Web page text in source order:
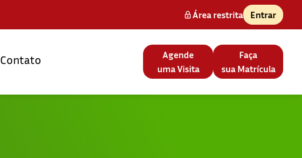
Área restrita Entrar
Contato
Agende
uma Visita
Faça
sua Matrícula